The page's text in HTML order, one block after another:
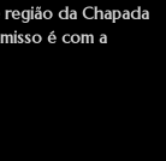
da Chapada
é com a